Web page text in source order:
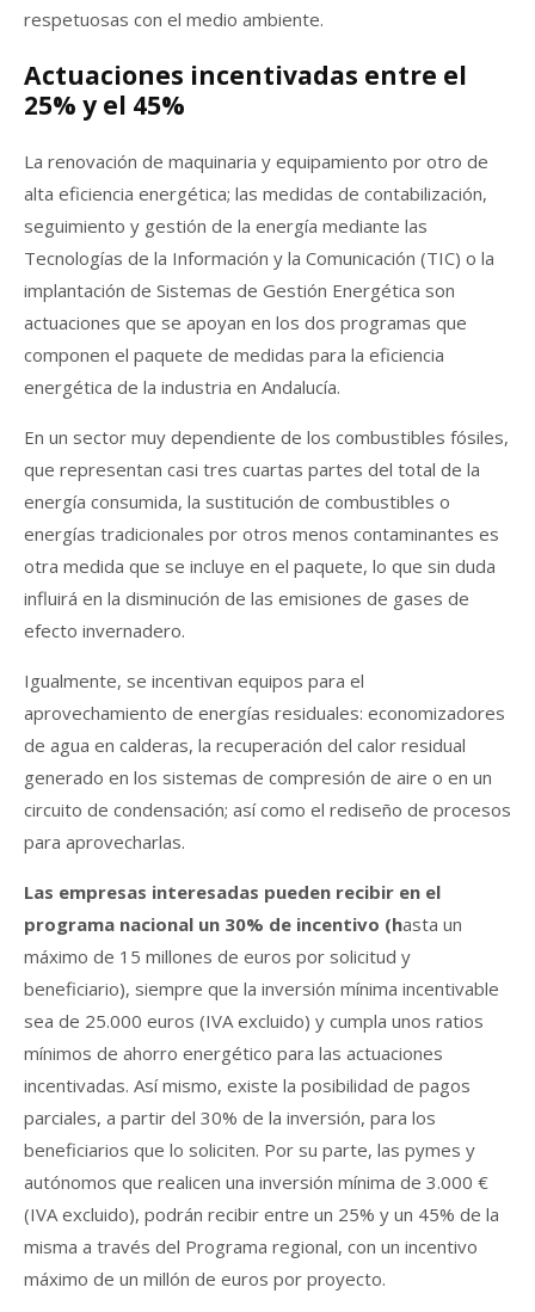
respetuosas con el medio ambiente.
Actuaciones incentivadas entre el
25% y el 45%
La renovación de maquinaria y equipamiento por otro de
alta eficiencia energética; las medidas de contabilización,
seguimiento y gestión de la energía mediante las
Tecnologías de la Información y la Comunicación (TIC) o la
implantación de Sistemas de Gestión Energética son
actuaciones que se apoyan en los dos programas que
componen el paquete de medidas para la eficiencia
energética de la industria en Andalucía.
En un sector muy dependiente de los combustibles fósiles,
que representan casi tres cuartas partes del total de la
energía consumida, la sustitución de combustibles o
energías tradicionales por otros menos contaminantes es
otra medida que se incluye en el paquete, lo que sin duda
influirá en la disminución de las emisiones de gases de
efecto invernadero.
Igualmente, se incentivan equipos para el
aprovechamiento de energías residuales: economizadores
de agua en calderas, la recuperación del calor residual
generado en los sistemas de compresión de aire o en un
circuito de condensación; así como el rediseño de procesos
para aprovecharlas.
Las empresas interesadas pueden recibir en el
programa nacional un 30% de incentivo (hasta un
máximo de 15 millones de euros por solicitud y
beneficiario), siempre que la inversión mínima incentivable
sea de 25.000 euros (IVA excluido) y cumpla unos ratios
mínimos de ahorro energético para las actuaciones
incentivadas. Así mismo, existe la posibilidad de pagos
parciales, a partir del 30% de la inversión, para los
beneficiarios que lo soliciten. Por su parte, las pymes y
autónomos que realicen una inversión mínima de 3.000 €
(IVA excluido), podrán recibir entre un 25% y un 45% de la
misma a través del Programa regional, con un incentivo
máximo de un millón de euros por proyecto.